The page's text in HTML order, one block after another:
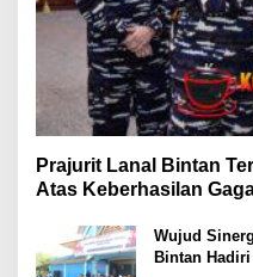
Prajurit Lanal Bintan
Atas Keberhasilan
Wujud
Bintan Hadiri